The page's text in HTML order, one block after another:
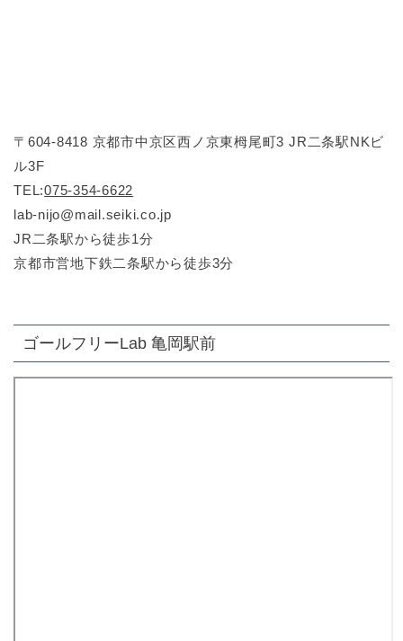
〒604-8418 京都市中京区西ノ京東栂尾町3 JR二条駅NKビ
ル3F
TEL:075-354-6622
lab-nijo@mail.seiki.co.jp
JR二条駅から徒歩1分
京都市営地下鉄二条駅から徒歩3分
ゴールフリーLab 亀岡駅前